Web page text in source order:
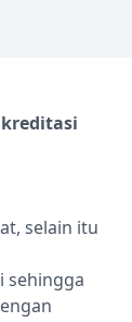
selain itu
sehingga